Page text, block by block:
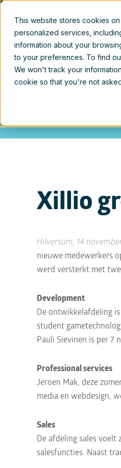
This website stores cookies
personalized services,
information about your
to your preferences. To find
We won't track your
cookie so that you're not
Persbericht
Xillio
Hilversum, 14
nieuwe medewerkers
werd versterkt met
Development
De ontwikkelafdeling
student
Pauli Sievinen is per 7
Professional services
Jeroen Mak, deze
media en webdesign,
Sales
De afdeling sales voelt
salesfuncties. Naast